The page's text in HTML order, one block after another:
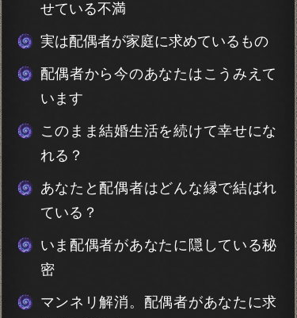
せている不満
実は配偶者が家庭に求めているもの
配偶者から今のあなたはこうみえて
います
このまま結婚生活を続けて幸せにな
れる？
あなたと配偶者はどんな縁で結ばれ
ている？
いま配偶者があなたに隠している秘
密
マンネリ解消。配偶者があなたに求